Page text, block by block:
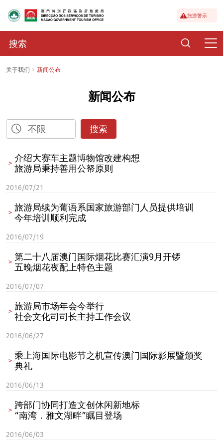
旅游警示
关于我们 新闻公布
新闻公布
搜索
介绍大赛车主题博物馆改建构想
旅游局秉持善用公帑原则
2016/07/21
旅游局续为葡语系国家旅游部门人员提供培训
今年培训顺利完成
2016/07/19
第二十八届澳门国际烟花比赛汇演9月开锣
五晚烟花夜配上特色主题
2016/07/07
旅游局市场年会今举行
社会文化司司长主持工作会议
2016/06/27
乘上海国际电影节之机宣传澳门国际影展暨颁奖
典礼
2016/06/13
跨部门协同打造文创休闲新地标
“南湾．雅文湖畔”瞩目登场
2016/06/03